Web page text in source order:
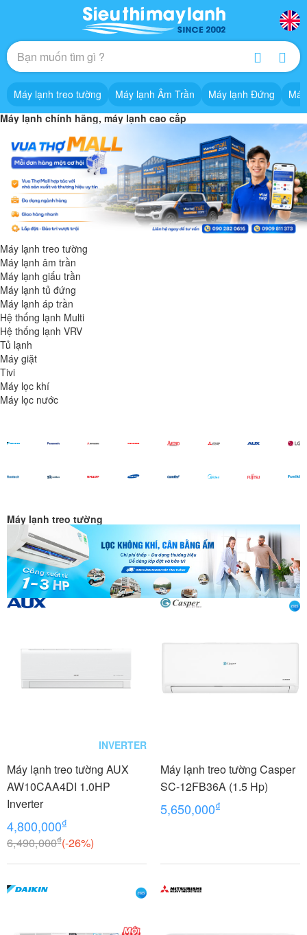
Máy lạnh treo tường Máy lạnh Âm Trần Máy lạnh Đứng
Máy lạnh chính hãng, máy lạnh cao cấp
Máy lạnh treo tường
Máy lạnh âm trần
Máy lạnh giấu trần
Máy lạnh tủ đứng
Máy lạnh áp trần
Hệ thống lạnh Multi
Hệ thống lạnh VRV
Tủ lạnh
Máy giặt
Tivi
Máy lọc khí
Máy lọc nước
Máy lạnh treo tường
INVERTER
Máy lạnh treo tường AUX
AW10CAA4DI 1.0HP
Inverter
4,800,000₫
6,490,000₫(-26%)
Máy lạnh treo tường Casper
SC-12FB36A (1.5 Hp)
5,650,000₫